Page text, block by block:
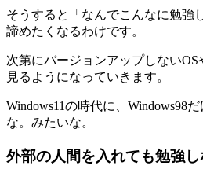
そうすると「なんでこんなに勉強
諦めたくなるわけです。
次第にバージョンアップしない
見るようになっていきます。
Windows11の時代に、Windows98
な。みたいな。
外部の人間を入れても勉強